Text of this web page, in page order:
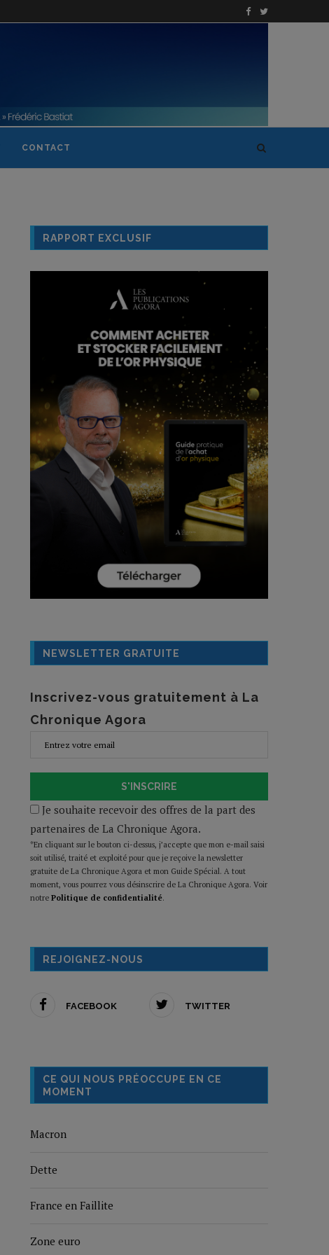
CONTACT
RAPPORT EXCLUSIF
NEWSLETTER GRATUITE
Inscrivez-vous gratuitement à La
Chronique Agora
S'INSCRIRE
Je souhaite recevoir des offres de la part des
partenaires de La Chronique Agora.
*En cliquant sur le bouton ci-dessus, j’accepte que mon e-mail saisi
soit utilisé, traité et exploité pour que je reçoive la newsletter
gratuite de La Chronique Agora et mon Guide Spécial. A tout
moment, vous pourrez vous désinscrire de La Chronique Agora. Voir
notre Politique de confidentialité.
REJOIGNEZ-NOUS
FACEBOOK TWITTER
CE QUI NOUS PRÉOCCUPE EN CE
MOMENT
Macron
Dette
France en Faillite
Zone euro